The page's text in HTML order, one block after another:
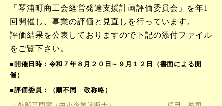
「琴浦町商工会経営発達支援計画評価委員会」を年1
回開催し、 事業の評価と見直しを行っています。
評価結果を公表しておりますので下記の添付ファイル
をご覧下さい。
■開催日時：令和７年８月２０日～９月１２日（書面による開
催）
■評価委員：（順不同 敬称略）